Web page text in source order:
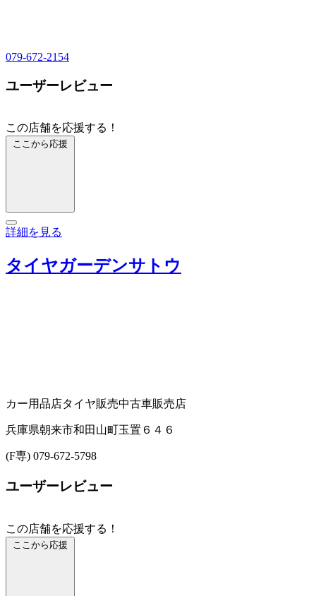
079-672-2154
ユーザーレビュー
この店舗を応援する！
ここから応援
詳細を見る
タイヤガーデンサトウ
カー用品店タイヤ販売中古車販売店
兵庫県朝来市和田山町玉置６４６
(F専) 079-672-5798
ユーザーレビュー
この店舗を応援する！
ここから応援